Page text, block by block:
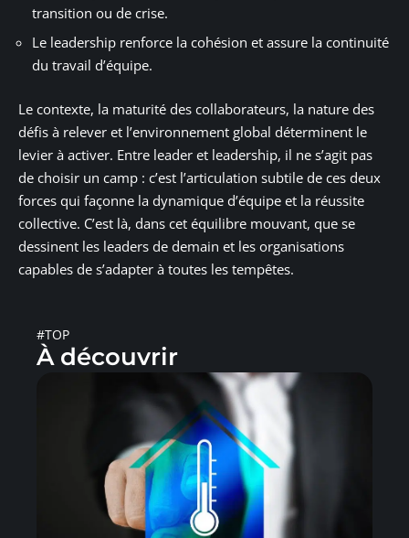
transition ou de crise.
Le leadership renforce la cohésion et assure la continuité
du travail d’équipe.
Le contexte, la maturité des collaborateurs, la nature des
défis à relever et l’environnement global déterminent le
levier à activer. Entre leader et leadership, il ne s’agit pas
de choisir un camp : c’est l’articulation subtile de ces deux
forces qui façonne la dynamique d’équipe et la réussite
collective. C’est là, dans cet équilibre mouvant, que se
dessinent les leaders de demain et les organisations
capables de s’adapter à toutes les tempêtes.
#TOP
À découvrir